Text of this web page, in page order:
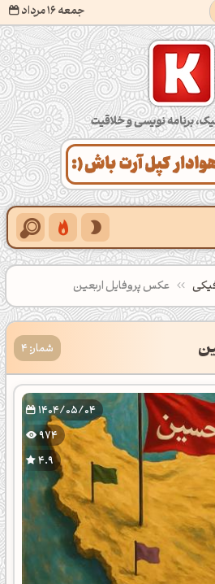
جمعه 16 مرداد
کپل‌آرت؛ گرافیک، برنامه‌نویسی و خلاقیت
عکس پروفایل اربعین
شمار: 4
1404/05/04
974
4.9